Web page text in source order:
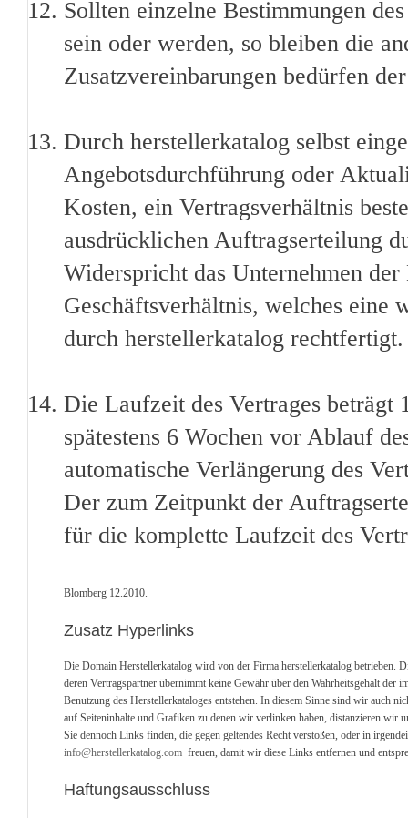
Sollten einzelne Bestimmungen
sein oder werden, so bleiben die
Zusatzvereinbarungen bedürfen
Durch herstellerkatalog selbst
Angebotsdurchführung oder
Kosten, ein Vertragsverhältnis
ausdrücklichen Auftragserteilung
Widerspricht das Unternehmen
Geschäftsverhältnis, welches eine
durch herstellerkatalog rechtfertigt.
Die Laufzeit des Vertrages
spätestens 6 Wochen vor Ablauf
automatische Verlängerung des
Der zum Zeitpunkt der
für die komplette Laufzeit des
Blomberg 12.2010.
Zusatz Hyperlinks
Die Domain Herstellerkatalog wird von der Firma herstellerkatalog betrieben.
deren Vertragspartner übernimmt keine Gewähr über den Wahrheitsgehalt der
Benutzung des Herstellerkataloges entstehen. In diesem Sinne sind wir auch
auf Seiteninhalte und Grafiken zu denen wir verlinken haben, distanzieren wir
Sie dennoch Links finden, die gegen geltendes Recht verstoßen, oder in
info@herstellerkatalog.com freuen, damit wir diese Links entfernen und
Haftungsausschluss